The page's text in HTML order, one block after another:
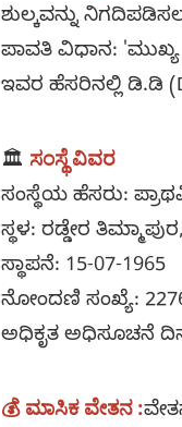
ಶುಲ್ಕವನ್ನು
ಪಾವತಿ ವಿಧಾನ:
ಇವರ ಹೆಸರಿನಲ್ಲಿ ಡಿ.ಡಿ
🏛️ ಸಂಸ್ಥೆ ವಿವರ
ಸಂಸ್ಥೆಯ ಹೆಸರು:
ಸ್ಥಳ: ರಡ್ಡೇರ
ಸ್ಥಾಪನೆ: 15-07-1965
ನೋಂದಣಿ ಸಂಖ್ಯೆ:
ಅಧಿಕೃತ ಅಧಿಸೂಚನೆ
💰 ಮಾಸಿಕ ವೇತನ :